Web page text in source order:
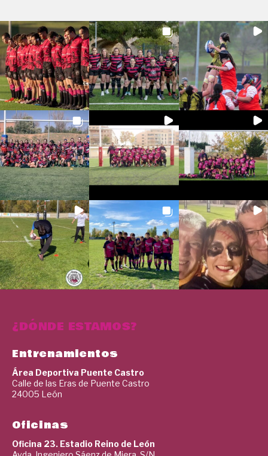
¿DÓNDE ESTAMOS?
Entrenamientos
Área Deportiva Puente Castro
Calle de las Eras de Puente Castro
24005 León
Oficinas
Oficina 23. Estadio Reino de León